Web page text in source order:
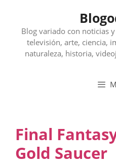
contenidoBlog variado con noticias
televisión, arte, ciencia,
naturaleza, historia,
Final
Gold Saucer